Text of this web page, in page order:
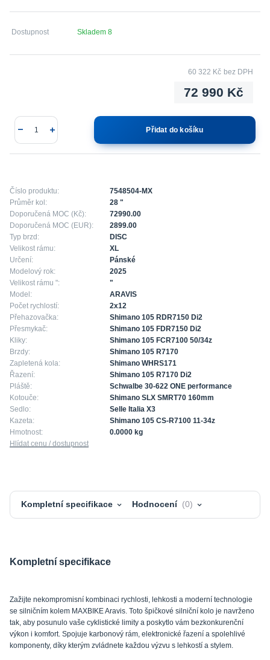
Dostupnost Skladem 8
72 990 Kč
60 322 Kč bez DPH
Přidat do košíku
Číslo produktu:
7548504-MX
Průměr kol:
28 "
Doporučená MOC (Kč):
72990.00
Doporučená MOC (EUR):
2899.00
Typ brzd:
DISC
Velikost rámu:
XL
Určení:
Pánské
Modelový rok:
2025
Velikost rámu ":
"
Model:
ARAVIS
Počet rychlostí:
2x12
Přehazovačka:
Shimano 105 RDR7150 Di2
Přesmykač:
Shimano 105 FDR7150 Di2
Kliky:
Shimano 105 FCR7100 50/34z
Brzdy:
Shimano 105 R7170
Zapletená kola:
Shimano WHRS171
Řazení:
Shimano 105 R7170 Di2
Pláště:
Schwalbe 30-622 ONE performance
Kotouče:
Shimano SLX SMRT70 160mm
Sedlo:
Selle Italia X3
Kazeta:
Shimano 105 CS-R7100 11-34z
Hmotnost:
0.0000 kg
Hlídat cenu / dostupnost
Kompletní specifikace Hodnocení 0
Kompletní specifikace
Zažijte nekompromisní kombinaci rychlosti, lehkosti a moderní technologie
se silničním kolem MAXBIKE Aravis. Toto špičkové silniční kolo je navrženo
tak, aby posunulo vaše cyklistické limity a poskytlo vám bezkonkurenční
výkon i komfort. Spojuje karbonový rám, elektronické řazení a spolehlivé
komponenty, díky kterým zvládnete každou výzvu s lehkostí a stylem.